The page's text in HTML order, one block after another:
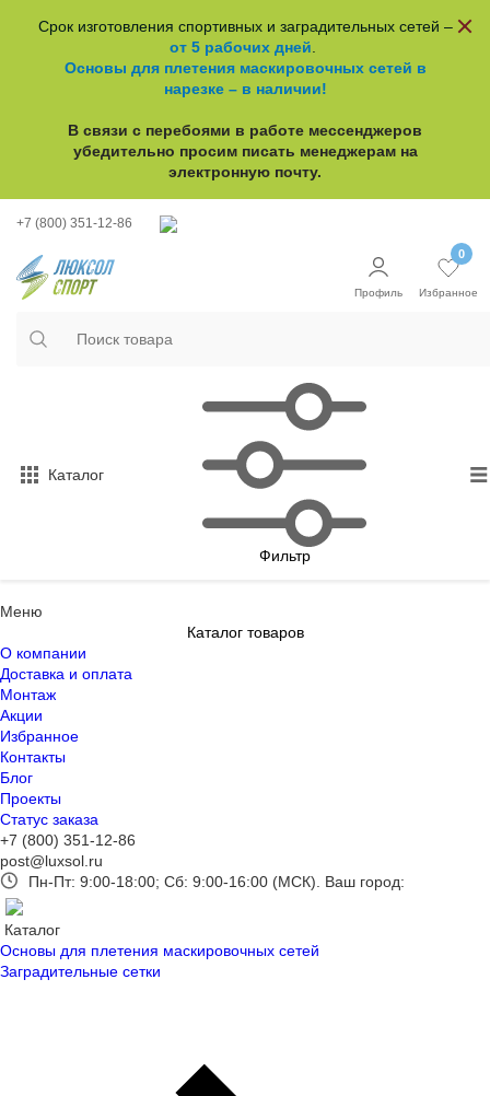
Срок изготовления спортивных и заградительных сетей –
от 5 рабочих дней
Основы для плетения маскировочных сетей в
нарезке – в наличии!
В связи с перебоями в работе мессенджеров
убедительно просим писать менеджерам на
электронную почту.
+7 (800) 351-12-86
Профиль
0
Избранное
Каталог
Фильтр
Меню
Каталог товаров
О компании
Доставка и оплата
Монтаж
Акции
Избранное
Контакты
Блог
Проекты
Статус заказа
+7 (800) 351-12-86
post@luxsol.ru
Пн-Пт: 9:00-18:00; Сб: 9:00-16:00 (МСК). Ваш город:
Каталог
Основы для плетения маскировочных сетей
Заградительные сетки